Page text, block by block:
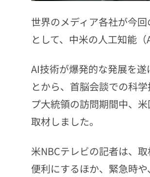
世界のメディア各社が今
として、中米の人工知能
AI技術が爆発的な発展を
とから、首脳会談での科
プ大統領の訪問期間中、
取材しました。
米NBCテレビの記者は、
便利にするほか、緊急時